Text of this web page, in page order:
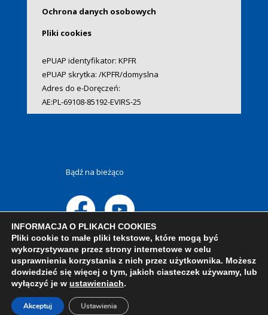
Ochrona danych osobowych
Pliki cookies
ePUAP identyfikator: KPFR
ePUAP skrytka: /KPFR/domyslna
Adres do e-Doręczeń:
AE:PL-69108-85192-EVIRS-25
Bądź na bieżąco
INFORMACJA O PLIKACH COOKIES
Pliki cookie to małe pliki tekstowe, które mogą być
wykorzystywane przez strony internetowe w celu
usprawnienia korzystania z nich przez użytkownika. Możesz
dowiedzieć się więcej o tym, jakich ciasteczek używamy, lub
wyłączyć je w ustawieniach.
Akceptuj Ustawienia